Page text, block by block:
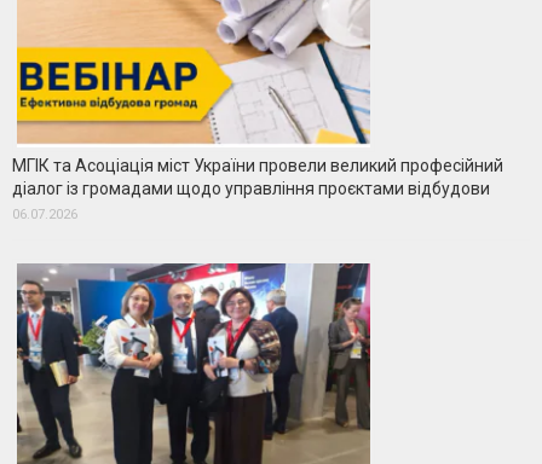
МГІК та Асоціація міст України провели великий професійний
діалог із громадами щодо управління проєктами відбудови
06.07.2026